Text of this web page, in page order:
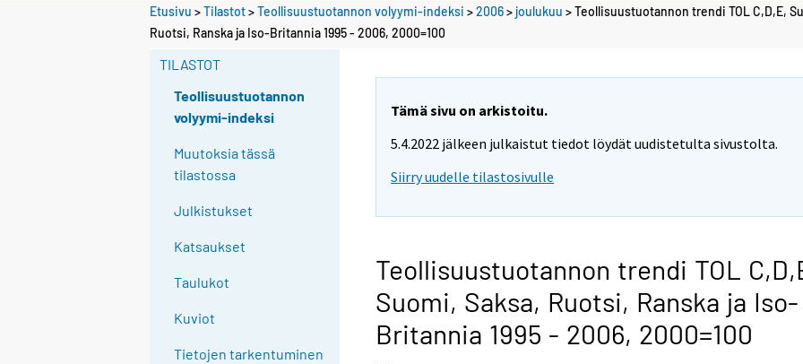
Etusivu >Tilastot>Teollisuustuotannon volyymi-indeksi >2006> joulukuu > Teollisuustuotannon trendi TOL C,D,E,
Ruotsi, Ranska ja Iso-Britannia 1995 - 2006, 2000=100
TILASTOT
Teollisuustuotannon
volyymi-indeksi
Muutoksia tässä
tilastossa
Julkistukset
Katsaukset
Taulukot
Kuviot
Tietojen tarkentuminen
Tämä sivu on arkistoitu.
5.4.2022 jälkeen julkaistut tiedot löydät uudistetulta sivustolta.
Siirry uudelle tilastosivulle
Teollisuustuotannon trendi TOL
Suomi, Saksa, Ruotsi, Ranska ja Iso-
Britannia 1995 - 2006, 2000=100